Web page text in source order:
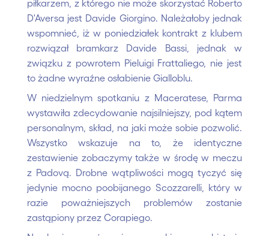
piłkarzem, z którego nie może skorzystać Roberto
D'Aversa jest Davide Giorgino. Należałoby jednak
wspomnieć, iż w poniedziałek kontrakt z klubem
rozwiązał bramkarz Davide Bassi, jednak w
związku z powrotem Pieluigi Frattaliego, nie jest
to żadne wyraźne osłabienie Gialloblu.
W niedzielnym spotkaniu z Maceratese, Parma
wystawiła zdecydowanie najsilniejszy, pod kątem
personalnym, skład, na jaki może sobie pozwolić.
Wszystko wskazuje na to, że identyczne
zestawienie zobaczymy także w środę w meczu
z Padovą. Drobne wątpliwości mogą tyczyć się
jedynie mocno poobijanego Scozzarelli, który w
razie poważniejszych problemów zostanie
zastąpiony przez Corapiego.